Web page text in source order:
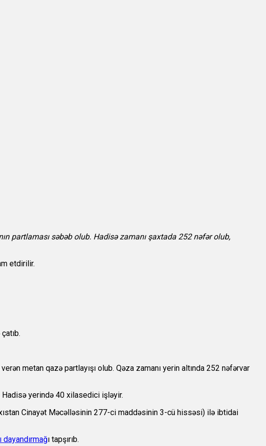
partlaması səbəb olub. Hadisə zamanı şaxtada 252 nəfər olub,
etdirilir.
metan qazə partlayışı olub. Qəza zamanı yerin altında 252 nəfərvar
Hadisə yerində 40 xilasedici işləyir.
Cinayət Məcəlləsinin 277-ci maddəsinin 3-cü hissəsi) ilə ibtidai
dayandırmağı tapşırıb.